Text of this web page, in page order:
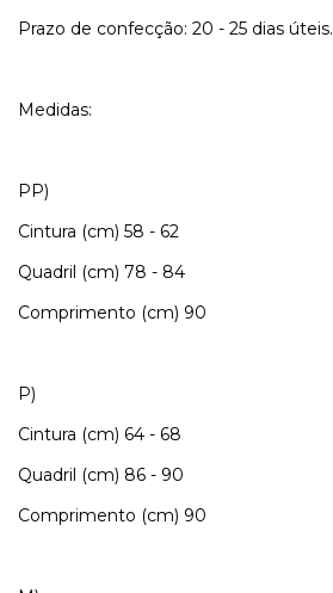
Prazo de confecção: 20 - 25 dias úteis.
Medidas:
PP)
Cintura (cm) 58 - 62
Quadril (cm) 78 - 84
Comprimento (cm) 90
P)
Cintura (cm) 64 - 68
Quadril (cm) 86 - 90
Comprimento (cm) 90